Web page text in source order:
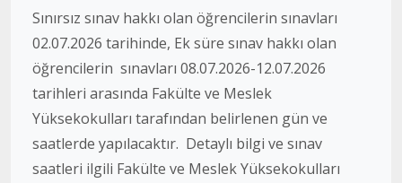
Sınırsız sınav hakkı olan öğrencilerin sınavları
02.07.2026 tarihinde, Ek süre sınav hakkı olan
öğrencilerin sınavları 08.07.2026-12.07.2026
tarihleri arasında Fakülte ve Meslek
Yüksekokulları tarafından belirlenen gün ve
saatlerde yapılacaktır. Detaylı bilgi ve sınav
saatleri ilgili Fakülte ve Meslek Yüksekokulları